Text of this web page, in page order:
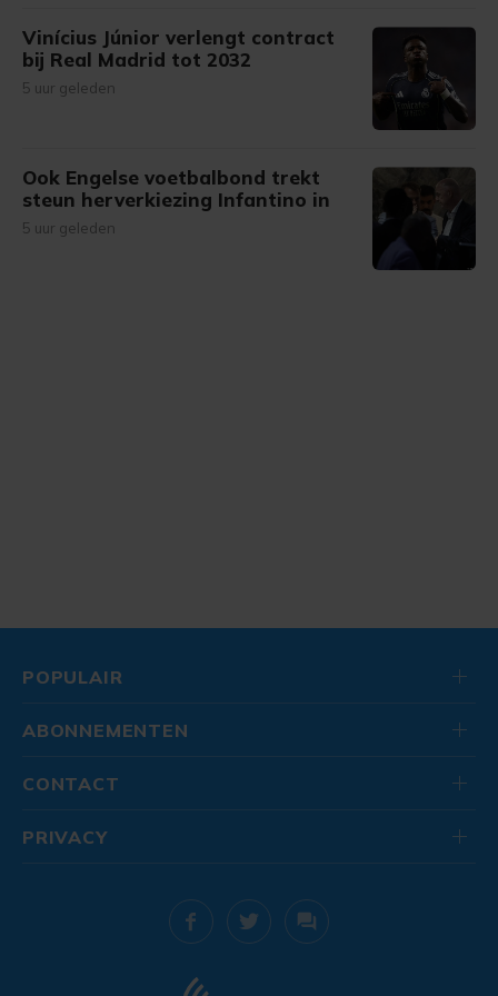
Vinícius Júnior verlengt contract
bij Real Madrid tot 2032
5 uur geleden
Ook Engelse voetbalbond trekt
steun herverkiezing Infantino in
5 uur geleden
POPULAIR
ABONNEMENTEN
CONTACT
PRIVACY